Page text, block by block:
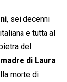
, sei decenni
e tutta al
del
madre di Laura
morte di